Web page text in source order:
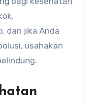
dan jika Anda
usahakan